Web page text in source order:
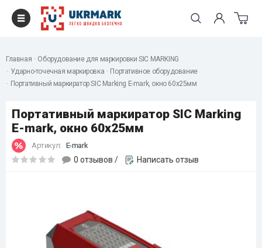
Главная
Оборудование для маркировки SIC MARKING
Ударно-точечная маркировка
Портативное оборудование
Портативный маркиратор SIC Marking E-mark, окно 60x25мм
Портативный маркиратор SIC Marking
E-mark, окно 60x25мм
Артикул: E-mark
0 отзывов / Написать отзыв